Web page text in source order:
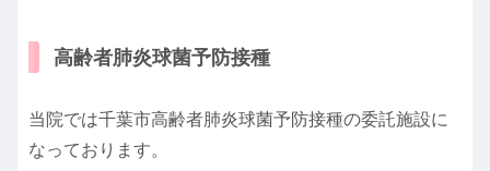
高齢者肺炎球菌予防接種
当院では千葉市高齢者肺炎球菌予防接種の委託施設に
なっております。